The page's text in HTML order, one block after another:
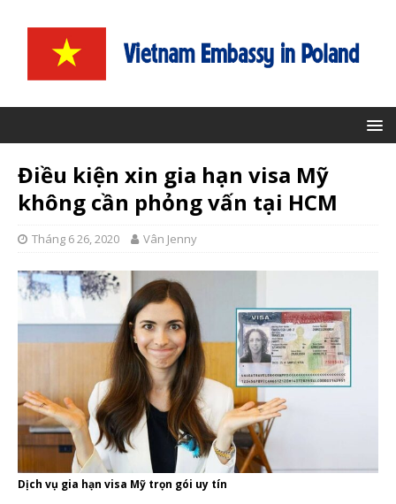
Điều kiện xin gia hạn visa Mỹ
không cần phỏng vấn tại HCM
Tháng 6 26, 2020 Vân Jenny
Dịch vụ gia hạn visa Mỹ trọn gói uy tín